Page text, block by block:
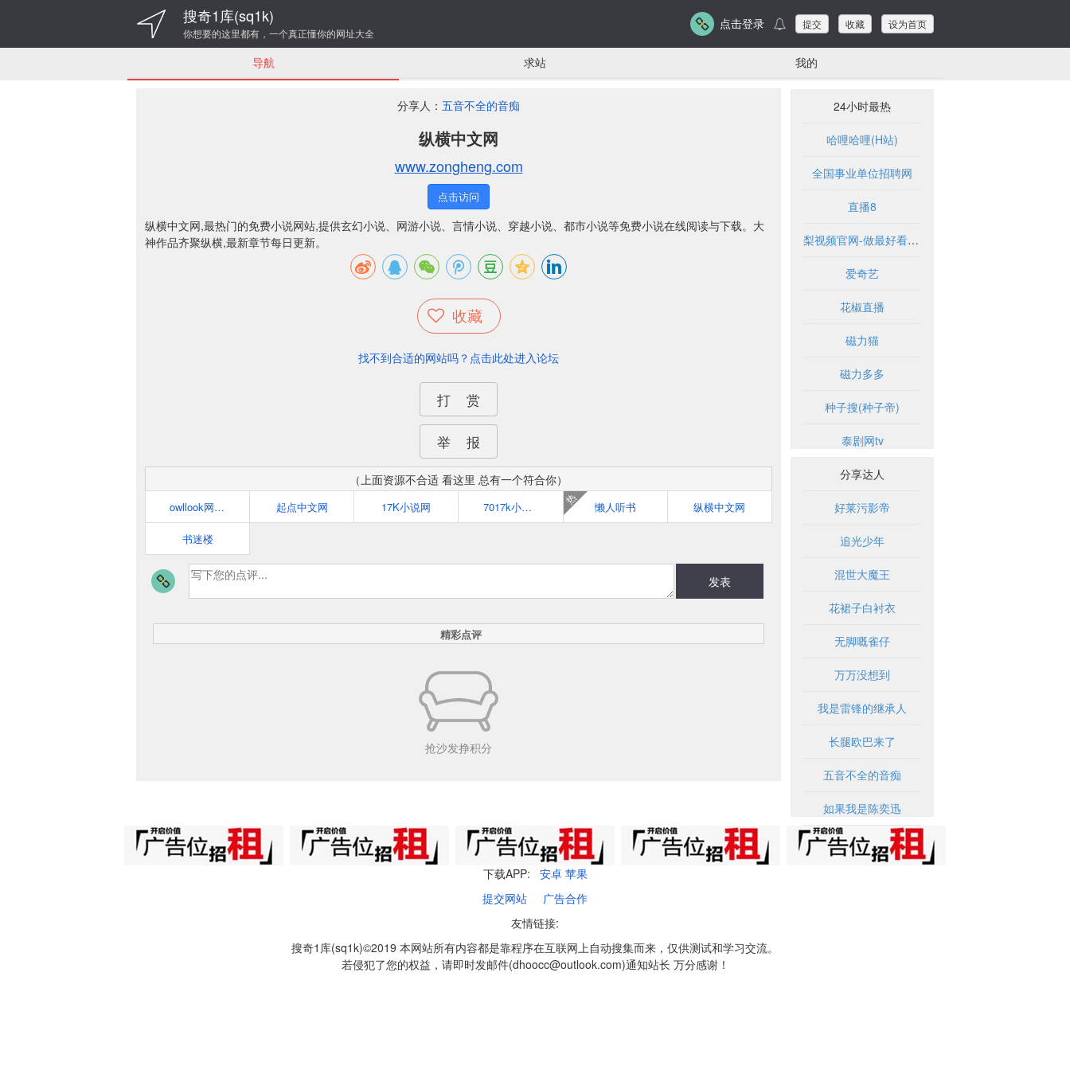
搜奇1库(sq1k)
你想要的这里都有，一个真正懂你的网址大全
点击登录 提交 收藏 设为首页
导航 求站 我的
分享人： 五音不全的音痴
纵横中文网
www.zongheng.com
点击访问
纵横中文网,最热门的免费小说网站,提供玄幻小说、网游小说、言情小说、穿越小说、都市小说等免费小说在线阅读与下载。大
神作品齐聚纵横,最新章节每日更新。
收藏
找不到合适的网站吗？点击此处进入论坛
打 赏
举 报
（上面资源不合适 看这里 总有一个符合你）
owllook网络小说搜索 起点中文网 17K小说网 7017k小说网 懒人听书
热
纵横中文网
书迷楼
发表
精彩点评
抢沙发挣积分
24小时最热
哈哩哈哩(H站)
全国事业单位招聘网
直播8
梨视频官网-做最好看的资讯短视频-Pear Video
爱奇艺
花椒直播
磁力猫
磁力多多
种子搜(种子帝)
泰剧网tv
分享达人
好莱污影帝
追光少年
混世大魔王
花裙子白衬衣
无脚嘅雀仔
万万没想到
我是雷锋的继承人
长腿欧巴来了
五音不全的音痴
如果我是陈奕迅
下载APP: 安卓 苹果
提交网站
广告合作
友情链接:
搜奇1库(sq1k)©2019 本网站所有内容都是靠程序在互联网上自动搜集而来，仅供测试和学习交流。
若侵犯了您的权益，请即时发邮件(dhoocc@outlook.com)通知站长 万分感谢！